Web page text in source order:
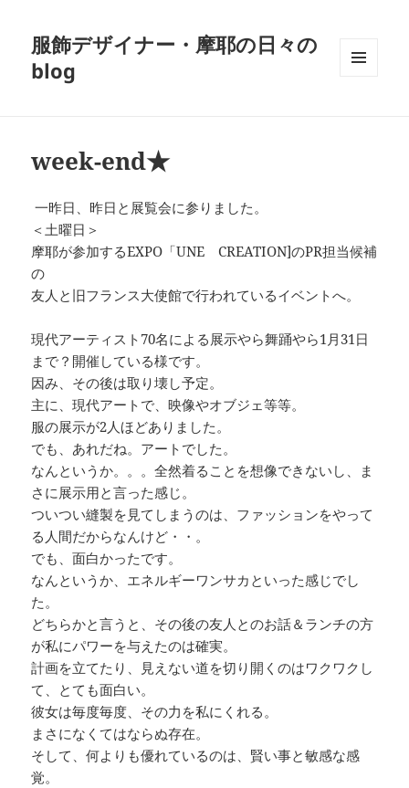
服飾デザイナー・摩耶の日々の
blog
week-end★
一昨日、昨日と展覧会に参りました。
＜土曜日＞
摩耶が参加するEXPO「UNE CREATION]のPR担当候補
の
友人と旧フランス大使館で行われているイベントへ。
現代アーティスト70名による展示やら舞踊やら1月31日
まで？開催している様です。
因み、その後は取り壊し予定。
主に、現代アートで、映像やオブジェ等等。
服の展示が2人ほどありました。
でも、あれだね。アートでした。
なんというか。。。全然着ることを想像できないし、ま
さに展示用と言った感じ。
ついつい縫製を見てしまうのは、ファッションをやって
る人間だからなんけど・・。
でも、面白かったです。
なんというか、エネルギーワンサカといった感じでし
た。
どちらかと言うと、その後の友人とのお話＆ランチの方
が私にパワーを与えたのは確実。
計画を立てたり、見えない道を切り開くのはワクワクし
て、とても面白い。
彼女は毎度毎度、その力を私にくれる。
まさになくてはならぬ存在。
そして、何よりも優れているのは、賢い事と敏感な感
覚。